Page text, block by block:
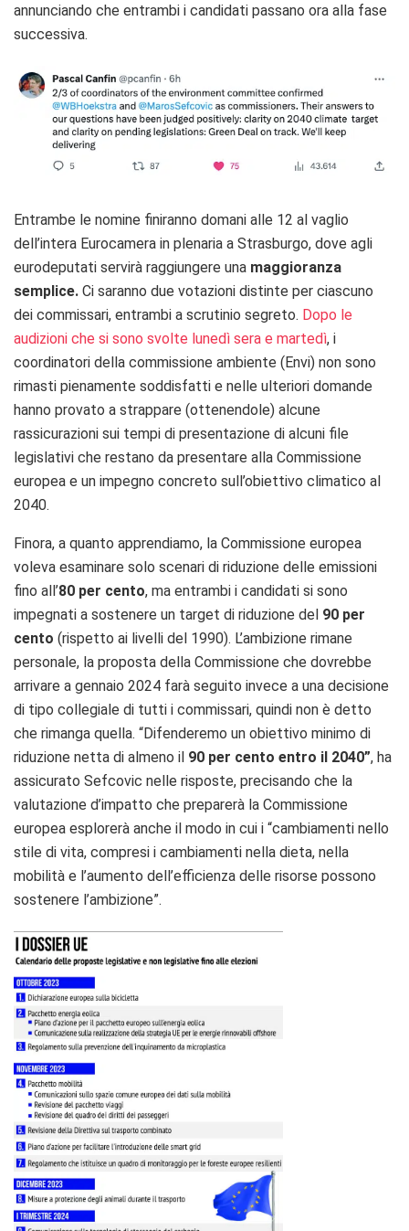
annunciando che entrambi i candidati passano ora alla fase
successiva.
Entrambe le nomine finiranno domani alle 12 al vaglio
dell’intera Eurocamera in plenaria a Strasburgo, dove agli
eurodeputati servirà raggiungere una maggioranza
semplice. Ci saranno due votazioni distinte per ciascuno
dei commissari, entrambi a scrutinio segreto. Dopo le
audizioni che si sono svolte lunedì sera e martedì, i
coordinatori della commissione ambiente (Envi) non sono
rimasti pienamente soddisfatti e nelle ulteriori domande
hanno provato a strappare (ottenendole) alcune
rassicurazioni sui tempi di presentazione di alcuni file
legislativi che restano da presentare alla Commissione
europea e un impegno concreto sull’obiettivo climatico al
2040.
Finora, a quanto apprendiamo, la Commissione europea
voleva esaminare solo scenari di riduzione delle emissioni
fino all’80 per cento, ma entrambi i candidati si sono
impegnati a sostenere un target di riduzione del 90 per
cento (rispetto ai livelli del 1990). L’ambizione rimane
personale, la proposta della Commissione che dovrebbe
arrivare a gennaio 2024 farà seguito invece a una decisione
di tipo collegiale di tutti i commissari, quindi non è detto
che rimanga quella. “Difenderemo un obiettivo minimo di
riduzione netta di almeno il 90 per cento entro il 2040”, ha
assicurato Sefcovic nelle risposte, precisando che la
valutazione d’impatto che preparerà la Commissione
europea esplorerà anche il modo in cui i “cambiamenti nello
stile di vita, compresi i cambiamenti nella dieta, nella
mobilità e l’aumento dell’efficienza delle risorse possono
sostenere l’ambizione”.